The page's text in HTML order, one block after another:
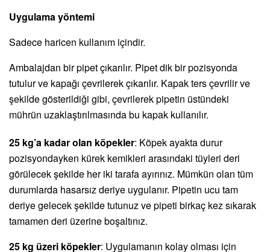
Uygulama yöntemi
Sadece haricen kullanım içindir.
Ambalajdan bir pipet çıkarılır. Pipet dik bir pozisyonda
tutulur ve kapağı çevrilerek çıkarılır. Kapak ters çevrilir ve
şekilde gösterildiği gibi, çevrilerek pipetin üstündeki
mührün uzaklaştırılmasında bu kapak kullanılır.
25 kg’a kadar olan köpekler: Köpek ayakta durur
pozisyondayken kürek kemikleri arasındaki tüyleri deri
görülecek şekilde her iki tarafa ayırınız. Mümkün olan tüm
durumlarda hasarsız deriye uygulanır. Pipetin ucu tam
deriye gelecek şekilde tutunuz ve pipeti birkaç kez sıkarak
tamamen deri üzerine boşaltınız.
25 kg üzeri köpekler: Uygulamanın kolay olması için